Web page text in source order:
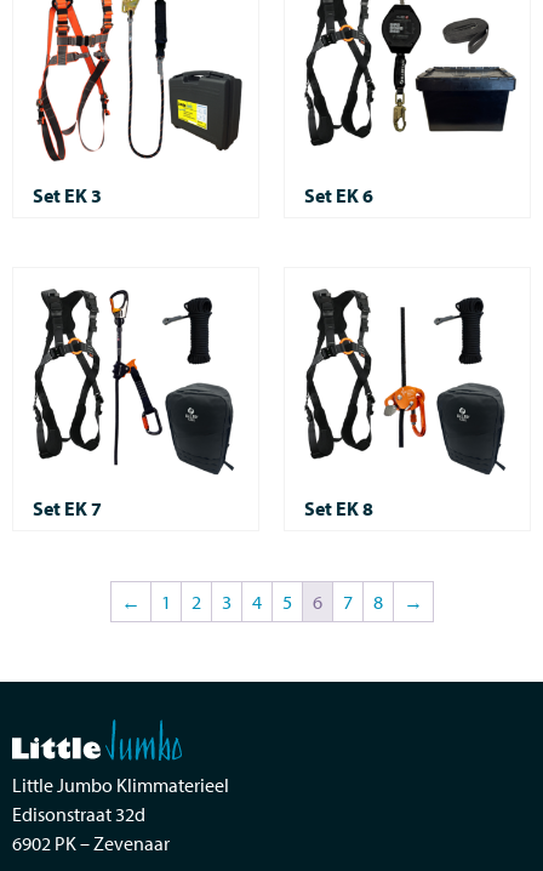
Set EK 3 Set EK 6
Set EK 7 Set EK 8
← 1 2 3 4 5 6 7 8 →
Little Jumbo Klimmaterieel
Edisonstraat 32d
6902 PK – Zevenaar